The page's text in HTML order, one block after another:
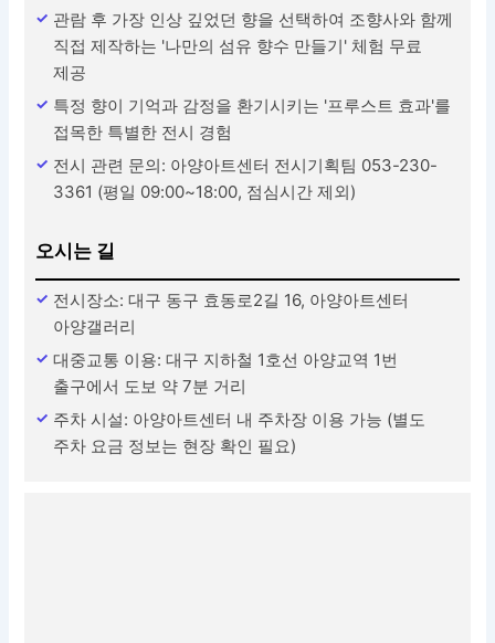
관람 후 가장 인상 깊었던 향을 선택하여 조향사와 함께
직접 제작하는 '나만의 섬유 향수 만들기' 체험 무료
제공
특정 향이 기억과 감정을 환기시키는 '프루스트 효과'를
접목한 특별한 전시 경험
전시 관련 문의: 아양아트센터 전시기획팀 053-230-
3361 (평일 09:00~18:00, 점심시간 제외)
오시는 길
전시장소: 대구 동구 효동로2길 16, 아양아트센터
아양갤러리
대중교통 이용: 대구 지하철 1호선 아양교역 1번
출구에서 도보 약 7분 거리
주차 시설: 아양아트센터 내 주차장 이용 가능 (별도
주차 요금 정보는 현장 확인 필요)